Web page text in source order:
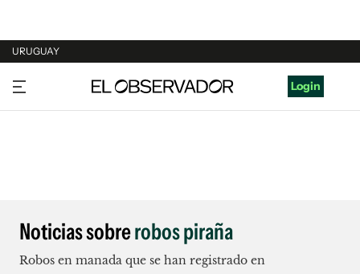
URUGUAY
URUGUAY
ARGENTINA
Login
Noticias sobrerobos piraña
Robos en manada que se han registrado en